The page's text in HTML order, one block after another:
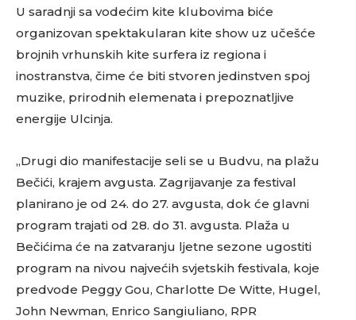
U saradnji sa vodećim kite klubovima biće
organizovan spektakularan kite show uz učešće
brojnih vrhunskih kite surfera iz regiona i
inostranstva, čime će biti stvoren jedinstven spoj
muzike, prirodnih elemenata i prepoznatljive
energije Ulcinja.
„Drugi dio manifestacije seli se u Budvu, na plažu
Bečići, krajem avgusta. Zagrijavanje za festival
planirano je od 24. do 27. avgusta, dok će glavni
program trajati od 28. do 31. avgusta. Plaža u
Bečićima će na zatvaranju ljetne sezone ugostiti
program na nivou najvećih svjetskih festivala, koje
predvode Peggy Gou, Charlotte De Witte, Hugel,
John Newman, Enrico Sangiuliano, RPR